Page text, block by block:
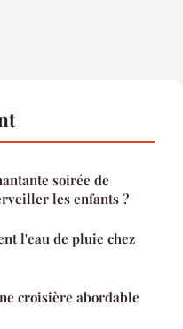
soirée de
les enfants ?
l'eau de pluie chez
croisière abordable